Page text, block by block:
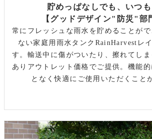
貯めっぱなしでも、いつ
【グッドデザイン"防災"部
常にフレッシュな雨水を貯めることが
ない家庭用雨水タンクRainHarvestレ
す。輸送中に傷がついたり、擦れてし
ありアウトレット価格でご提供。機能的
となく快適にご使用いただくこと